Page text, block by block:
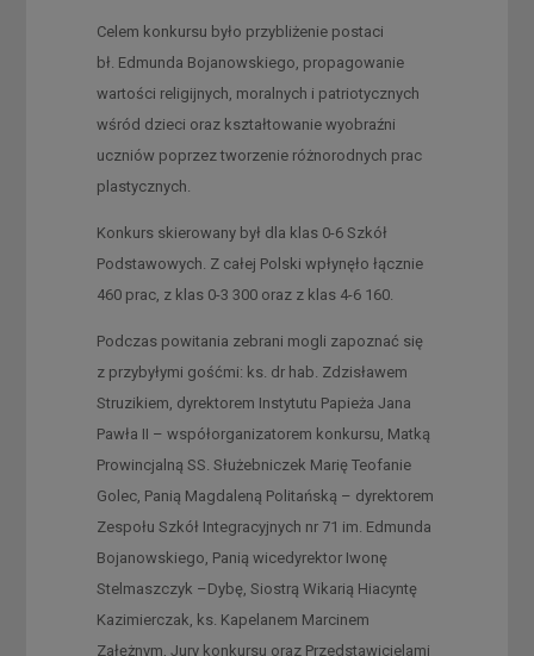
Celem konkursu było przybliżenie postaci
bł. Edmunda Bojanowskiego, propagowanie
wartości religijnych, moralnych i patriotycznych
wśród dzieci oraz kształtowanie wyobraźni
uczniów poprzez tworzenie różnorodnych prac
plastycznych.
Konkurs skierowany był dla klas 0-6 Szkół
Podstawowych. Z całej Polski wpłynęło łącznie
460 prac, z klas 0-3 300 oraz z klas 4-6 160.
Podczas powitania zebrani mogli zapoznać się
z przybyłymi gośćmi: ks. dr hab. Zdzisławem
Struzikiem, dyrektorem Instytutu Papieża Jana
Pawła II – współorganizatorem konkursu, Matką
Prowincjalną SS. Służebniczek Marię Teofanie
Golec, Panią Magdaleną Politańską – dyrektorem
Zespołu Szkół Integracyjnych nr 71 im. Edmunda
Bojanowskiego, Panią wicedyrektor Iwonę
Stelmaszczyk –Dybę, Siostrą Wikarią Hiacyntę
Kazimierczak, ks. Kapelanem Marcinem
Załężnym, Jury konkursu oraz Przedstawicielami